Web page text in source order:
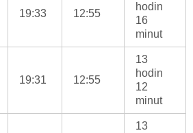
19:33 12:55
hodin
16
minut
19:31 12:55
13
hodin
12
minut
13